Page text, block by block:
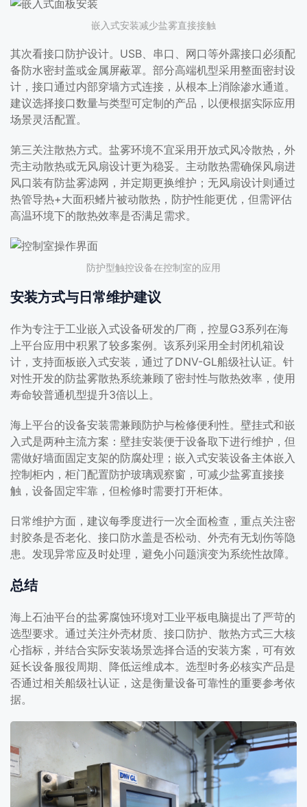
嵌入式安装减少盐雾直接接触
其次看接口防护设计。USB、串口、网口等外露接口必须配
备防水密封盖或金属屏蔽罩。部分高端机型采用整面密封设
计，接口通过内部穿墙方式连接，从根本上消除渗水通道。
建议选择接口数量与类型可定制的产品，以便根据实际应用
场景灵活配置。
第三关注散热方式。盐雾环境不宜采用开放式风冷散热，外
壳主动散热或无风扇设计更为稳妥。主动散热需确保风扇进
风口装有防盐雾滤网，并定期更换维护；无风扇设计则通过
热管导热+大面积鳍片被动散热，防护性能更优，但需评估
高温环境下的散热效率是否满足需求。
防护型触控设备在控制室的应用
安装方式与日常维护建议
作为专注于工业嵌入式设备研发的厂商，控显G3系列在海
上平台应用中积累了较多案例。该系列采用全封闭机箱设
计，支持面板嵌入式安装，通过了DNV-GL船级社认证。针
对性开发的防盐雾散热系统兼顾了密封性与散热效率，使用
寿命较普通机型提升3倍以上。
海上平台的设备安装需兼顾防护与检修便利性。壁挂式和嵌
入式是两种主流方案：壁挂安装便于设备取下进行维护，但
需做好墙面固定支架的防腐处理；嵌入式安装设备主体嵌入
控制柜内，柜门配置防护玻璃观察窗，可减少盐雾直接接
触，设备固定牢靠，但检修时需要打开柜体。
日常维护方面，建议每季度进行一次全面检查，重点关注密
封胶条是否老化、接口防水盖是否松动、外壳有无划伤等隐
患。发现异常应及时处理，避免小问题演变为系统性故障。
总结
海上石油平台的盐雾腐蚀环境对工业平板电脑提出了严苛的
选型要求。通过关注外壳材质、接口防护、散热方式三大核
心指标，并结合实际安装场景选择合适的安装方案，可有效
延长设备服役周期、降低运维成本。选型时务必核实产品是
否通过相关船级社认证，这是衡量设备可靠性的重要参考依
据。